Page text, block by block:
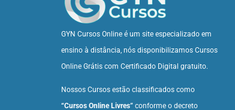
GYN Cursos Online é um site especializado em
ensino à distância, nós disponibilizamos Cursos
Online Grátis com Certificado Digital gratuito.
Nossos Cursos estão classificados como
“Cursos Online Livres” conforme o decreto